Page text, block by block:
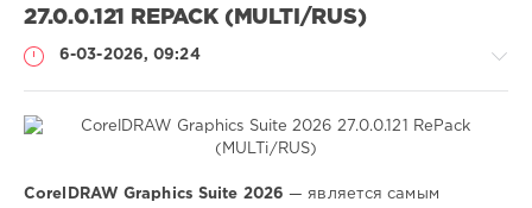
27.0.0.121 REPACK (MULTI/RUS)
6-03-2026, 09:24
Софт
CorelDRAW Graphics Suite 2026 — является самым